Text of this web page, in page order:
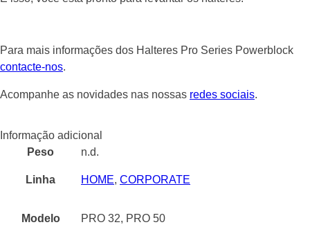
Para mais informações dos Halteres Pro Series Powerblock
contacte-nos.
Acompanhe as novidades nas nossas redes sociais.
Informação adicional
Peso
n.d.
Linha HOME, CORPORATE
Modelo PRO 32, PRO 50